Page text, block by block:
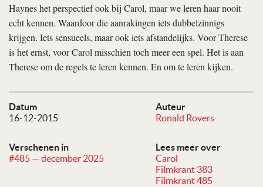
Datum
16-12-2015
Auteur
Ronald Rovers
Verschenen in
#485 — december 2025
Lees meer over
Carol
Filmkrant 383
Filmkrant 485
Haynes het perspectief ook bij Carol, maar we leren haar nooit
echt kennen. Waardoor die aanrakingen iets dubbelzinnigs
krijgen. Iets sensueels, maar ook iets afstandelijks. Voor Therese
is het ernst, voor Carol misschien toch meer een spel. Het is aan
Therese om de regels te leren kennen. En om te leren kijken.